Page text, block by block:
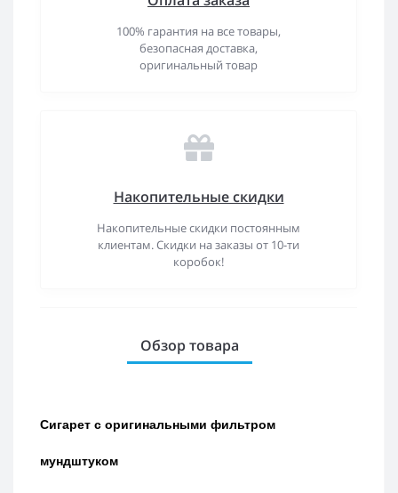
100% гарантия на все товары,
безопасная доставка,
оригинальный товар
Накопительные скидки
Накопительные скидки постоянным
клиентам. Скидки на заказы от 10-ти
коробок!
Обзор товара
Сигарет с оригинальными фильтром
мундштуком